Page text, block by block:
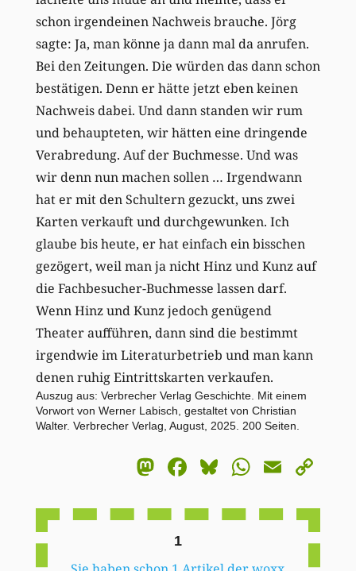
schon irgendeinen Nachweis brauche. Jörg
sagte: Ja, man könne ja dann mal da anrufen.
Bei den Zeitungen. Die würden das dann schon
bestätigen. Denn er hätte jetzt eben keinen
Nachweis dabei. Und dann standen wir rum
und behaupteten, wir hätten eine dringende
Verabredung. Auf der Buchmesse. Und was
wir denn nun machen sollen … Irgendwann
hat er mit den Schultern gezuckt, uns zwei
Karten verkauft und durchgewunken. Ich
glaube bis heute, er hat einfach ein bisschen
gezögert, weil man ja nicht Hinz und Kunz auf
die Fachbesucher-Buchmesse lassen darf.
Wenn Hinz und Kunz jedoch genügend
Theater aufführen, dann sind die bestimmt
irgendwie im Literaturbetrieb und man kann
denen ruhig Eintrittskarten verkaufen.
Auszug aus: Verbrecher Verlag Geschichte. Mit einem
Vorwort von Werner Labisch, gestaltet von Christian
Walter. Verbrecher Verlag, August, 2025. 200 Seiten.
Mastodon
Facebook
BlueskyEmail
1